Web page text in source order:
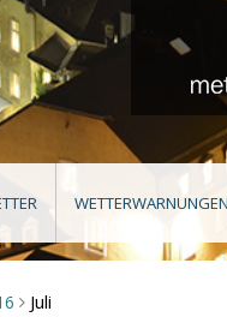
WETTERWARNUNGEN
> Juli